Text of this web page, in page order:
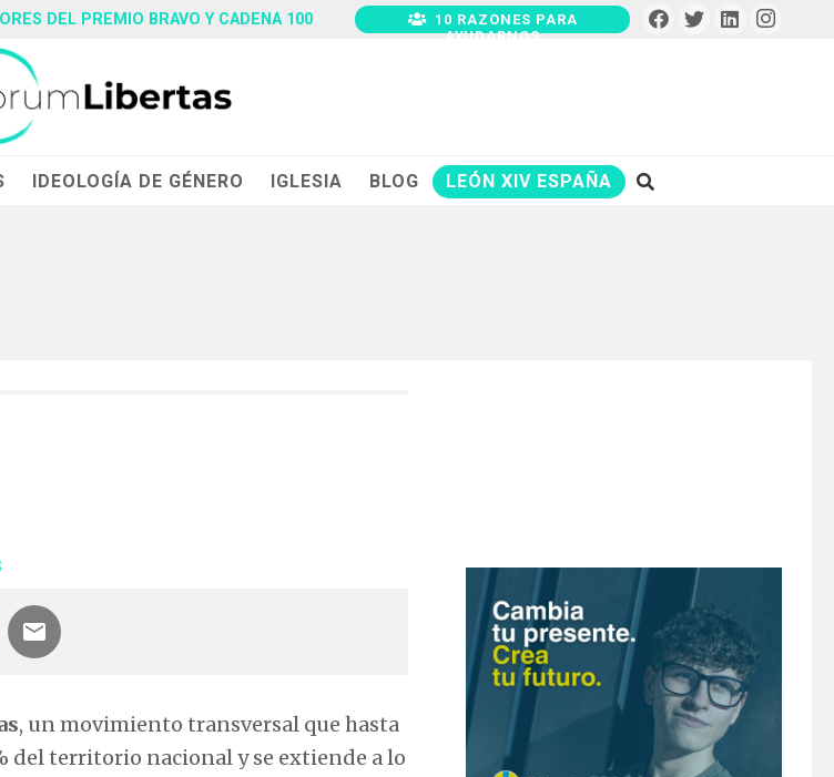
DEL PREMIO BRAVO Y CADENA 100
10 RAZONES PARA
AYUDARNOS
IDEOLOGÍA DE GÉNERO IGLESIA BLOG LEÓN XIV ESPAÑA
, un movimiento transversal que hasta
del territorio nacional y se extiende a lo